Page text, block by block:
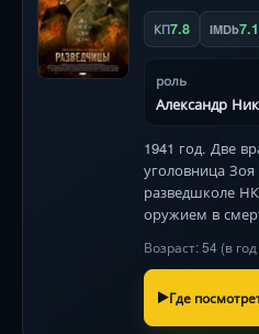
КП7.8 IMDb7.1
роль
Александр
1941 год. Две
уголовница
разведшколе
оружием в
Звезды:
Возраст: 54 (в
Где